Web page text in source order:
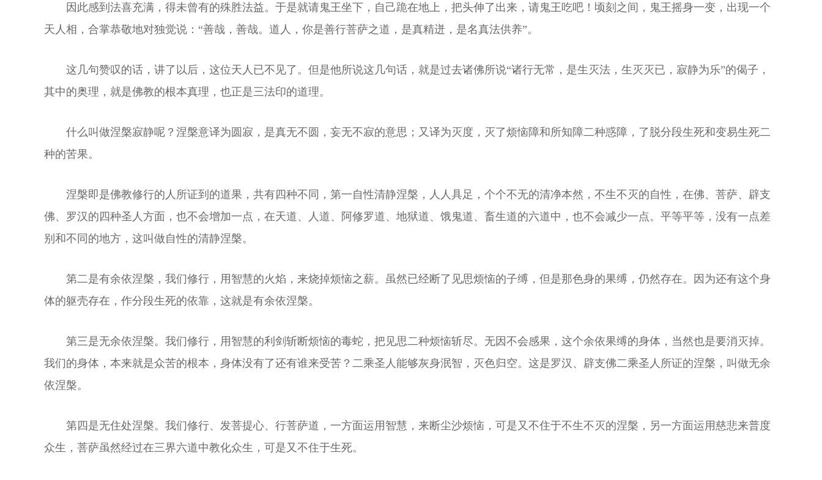
因此感到法喜充满，得未曾有的殊胜法益。于是就请鬼王坐下，自己跪在地上，把头伸了出来，请鬼王吃吧！顷刻之间，鬼王摇身一变，出现一个
天人相，合掌恭敬地对独觉说：“善哉，善哉。道人，你是善行菩萨之道，是真精迸，是名真法供养”。
这几句赞叹的话，讲了以后，这位天人已不见了。但是他所说这几句话，就是过去诸佛所说“诸行无常，是生灭法，生灭灭已，寂静为乐”的偈子，
其中的奥理，就是佛教的根本真理，也正是三法印的道理。
什么叫做涅槃寂静呢？涅槃意译为圆寂，是真无不圆，妄无不寂的意思；又译为灭度，灭了烦恼障和所知障二种惑障，了脱分段生死和变易生死二
种的苦果。
涅槃即是佛教修行的人所证到的道果，共有四种不同，第一自性清静涅槃，人人具足，个个不无的清净本然，不生不灭的自性，在佛、菩萨、辟支
佛、罗汉的四种圣人方面，也不会增加一点，在天道、人道、阿修罗道、地狱道、饿鬼道、畜生道的六道中，也不会减少一点。平等平等，没有一点差
别和不同的地方，这叫做自性的清静涅槃。
第二是有余依涅槃，我们修行，用智慧的火焰，来烧掉烦恼之薪。虽然已经断了见思烦恼的子缚，但是那色身的果缚，仍然存在。因为还有这个身
体的躯壳存在，作分段生死的依靠，这就是有余依涅槃。
第三是无余依涅槃。我们修行，用智慧的利剑斩断烦恼的毒蛇，把见思二种烦恼斩尽。无因不会感果，这个余依果缚的身体，当然也是要消灭掉。
我们的身体，本来就是众苦的根本，身体没有了还有谁来受苦？二乘圣人能够灰身泯智，灭色归空。这是罗汉、辟支佛二乘圣人所证的涅槃，叫做无余
依涅槃。
第四是无住处涅槃。我们修行、发菩提心、行菩萨道，一方面运用智慧，来断尘沙烦恼，可是又不住于不生不灭的涅槃，另一方面运用慈悲来普度
众生，菩萨虽然经过在三界六道中教化众生，可是又不住于生死。